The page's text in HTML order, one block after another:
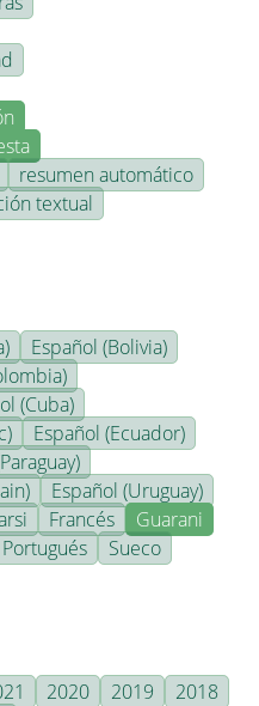
resumen automático
textual
Español (Bolivia)
(Cuba)
Español (Ecuador)
Español (Uruguay)
Francés
Guarani
Portugués
Sueco
2020 2019
2018